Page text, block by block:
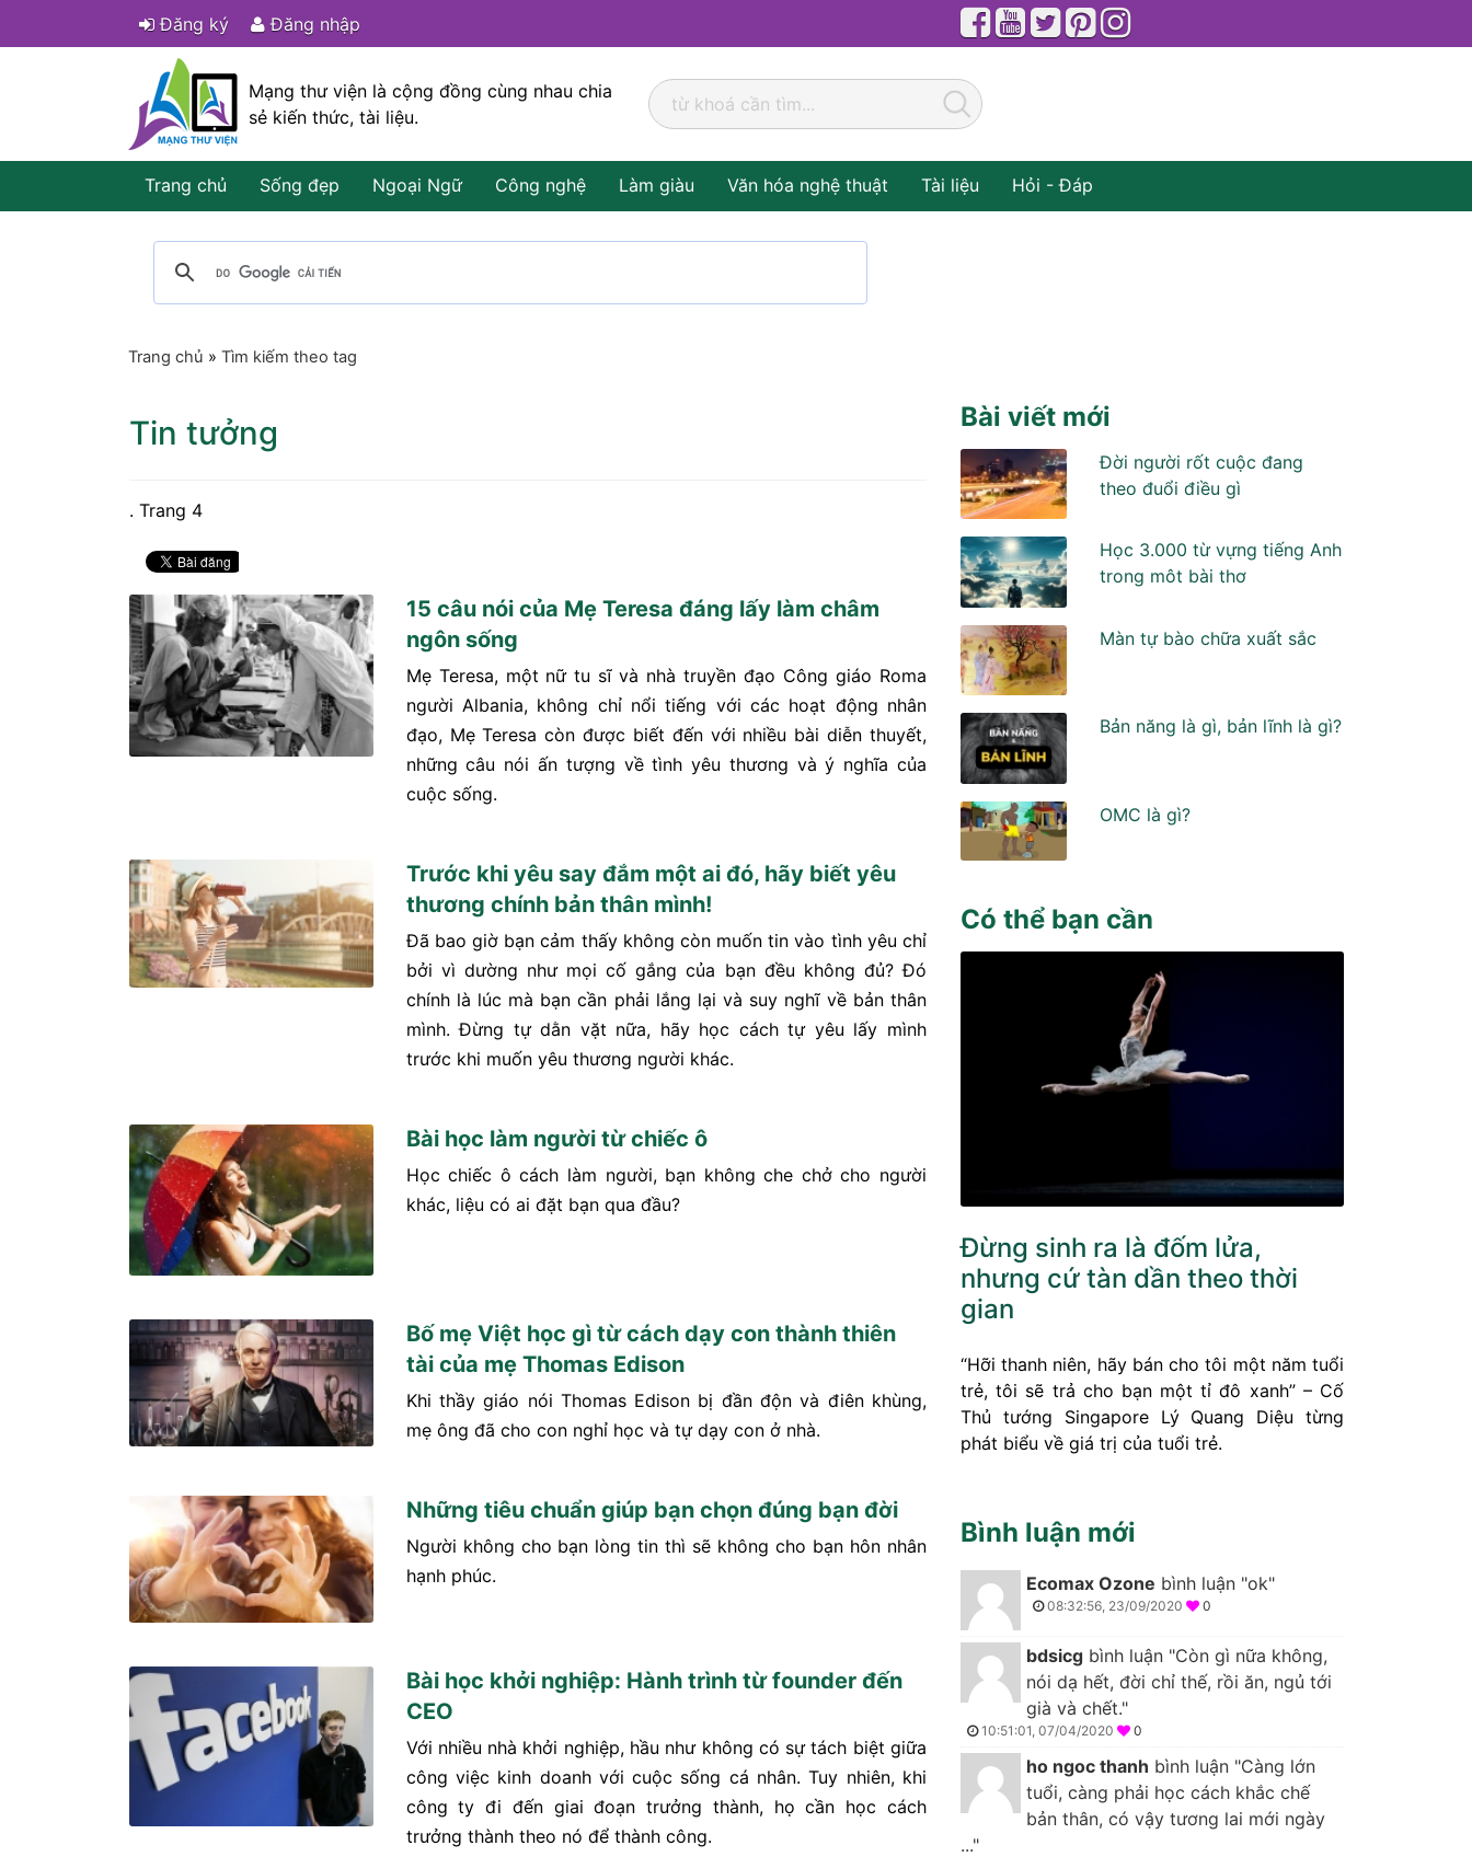
Đăng ký Đăng nhập
Mạng thư viện là cộng đồng cùng nhau chia
sẻ kiến thức, tài liệu.
Trang chủ Sống đẹp Ngoại Ngữ Công nghệ Làm giàu Văn hóa nghệ thuật Tài liệu Hỏi - Đáp
Trang chủ » Tìm kiếm theo tag
Tin tưởng
. Trang 4
15 câu nói của Mẹ Teresa đáng lấy làm châm
ngôn sống
Mẹ Teresa, một nữ tu sĩ và nhà truyền đạo Công giáo Roma
người Albania, không chỉ nổi tiếng với các hoạt động nhân
đạo, Mẹ Teresa còn được biết đến với nhiều bài diễn thuyết,
những câu nói ấn tượng về tình yêu thương và ý nghĩa của
cuộc sống.
Trước khi yêu say đắm một ai đó, hãy biết yêu
thương chính bản thân mình!
Đã bao giờ bạn cảm thấy không còn muốn tin vào tình yêu chỉ
bởi vì dường như mọi cố gắng của bạn đều không đủ? Đó
chính là lúc mà bạn cần phải lắng lại và suy nghĩ về bản thân
mình. Đừng tự dằn vặt nữa, hãy học cách tự yêu lấy mình
trước khi muốn yêu thương người khác.
Bài học làm người từ chiếc ô
Học chiếc ô cách làm người, bạn không che chở cho người
khác, liệu có ai đặt bạn qua đầu?
Bố mẹ Việt học gì từ cách dạy con thành thiên
tài của mẹ Thomas Edison
Khi thầy giáo nói Thomas Edison bị đần độn và điên khùng,
mẹ ông đã cho con nghỉ học và tự dạy con ở nhà.
Những tiêu chuẩn giúp bạn chọn đúng bạn đời
Người không cho bạn lòng tin thì sẽ không cho bạn hôn nhân
hạnh phúc.
Bài học khởi nghiệp: Hành trình từ founder đến
CEO
Với nhiều nhà khởi nghiệp, hầu như không có sự tách biệt giữa
công việc kinh doanh với cuộc sống cá nhân. Tuy nhiên, khi
công ty đi đến giai đoạn trưởng thành, họ cần học cách
trưởng thành theo nó để thành công.
Bài viết mới
Đời người rốt cuộc đang
theo đuổi điều gì
Học 3.000 từ vựng tiếng Anh
trong môt bài thơ
Màn tự bào chữa xuất sắc
Bản năng là gì, bản lĩnh là gì?
OMC là gì?
Có thể bạn cần
Đừng sinh ra là đốm lửa,
nhưng cứ tàn dần theo thời
gian
“Hỡi thanh niên, hãy bán cho tôi một năm tuổi
trẻ, tôi sẽ trả cho bạn một tỉ đô xanh” – Cố
Thủ tướng Singapore Lý Quang Diệu từng
phát biểu về giá trị của tuổi trẻ.
Bình luận mới
Ecomax Ozone bình luận "ok"
08:32:56, 23/09/2020 0
bdsicg bình luận "Còn gì nữa không,
nói dạ hết, đời chỉ thế, rồi ăn, ngủ tới
già và chết."
10:51:01, 07/04/2020 0
ho ngoc thanh bình luận "Càng lớn
tuổi, càng phải học cách khắc chế
bản thân, có vậy tương lai mới ngày
..."